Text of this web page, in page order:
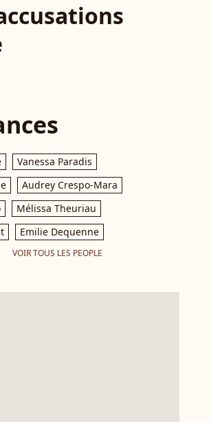
Vanessa Paradis
Audrey Crespo-Mara
Mélissa Theuriau
Emilie Dequenne
VOIR TOUS LES PEOPLE